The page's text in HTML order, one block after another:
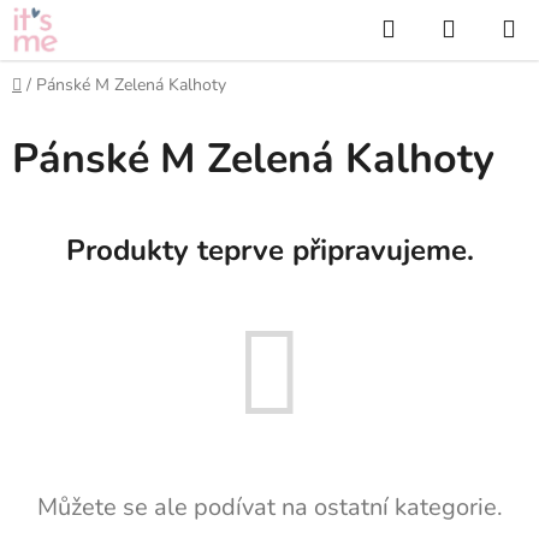
Přejít
na
obsah
Hledat
KOŠÍK
Domů
/ Pánské M Zelená Kalhoty
Pánské M Zelená Kalhoty
Produkty teprve připravujeme.
Můžete se ale podívat na ostatní kategorie.